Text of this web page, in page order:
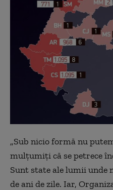
„Sub nicio formă nu
mulţumiţi că se petrece
Sunt state ale lumii unde
de ani de zile. Iar,